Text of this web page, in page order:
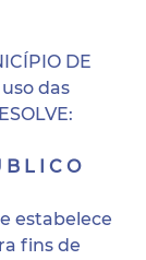
DE
das
B L I C O
estabelece
fins de